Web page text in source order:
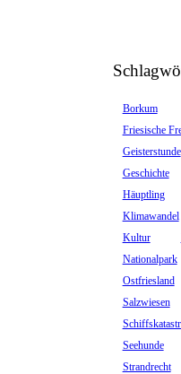
Borkum
Friesische
Geisterstunde
Geschichte
Häuptling
Klimawandel
Kultur
Nationalpark
Ostfriesland
Salzwiesen
Seehunde
Strandrecht